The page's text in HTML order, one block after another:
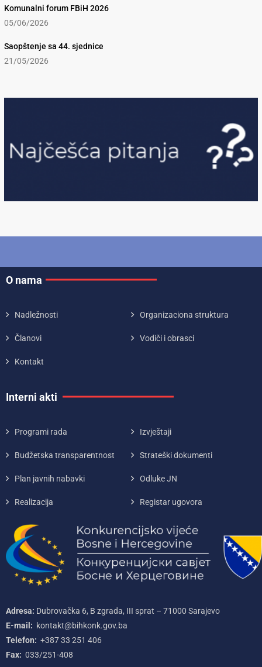
Komunalni forum FBiH 2026
05/06/2026
Saopštenje sa 44. sjednice
21/05/2026
O nama
Nadležnosti Organizaciona struktura
Članovi Vodiči i obrasci
Kontakt
Interni akti
Programi rada Izvještaji
Budžetska transparentnost Strateški dokumenti
Plan javnih nabavki Odluke JN
Realizacija Registar ugovora
Adresa: Dubrovačka 6, B zgrada, III sprat – 71000‌ Sarajevo
E-mail: kontakt@bihkonk.gov.ba
Telefon: +387‌ 33‌ 251‌ 406
Fax: 033/251-408